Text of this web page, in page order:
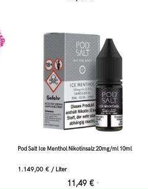
Pod Salt Ice Menthol Nikotinsalz 20mg/ml 10ml
1.149,00 € / Liter
11,49 € *